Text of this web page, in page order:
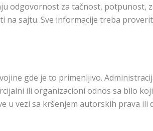
odgovornost za tačnost, potpunost,
na sajtu. Sve informacije treba
gde je to primenljivo.
ili organizacioni odnos sa bilo
u vezi sa kršenjem autorskih prava ili